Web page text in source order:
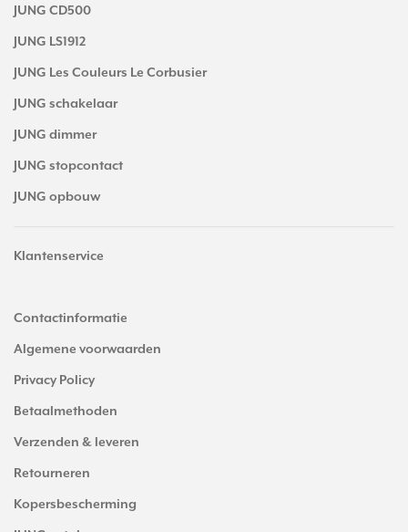
JUNG CD500
JUNG LS1912
JUNG Les Couleurs Le Corbusier
JUNG schakelaar
JUNG dimmer
JUNG stopcontact
JUNG opbouw
Klantenservice
Contactinformatie
Algemene voorwaarden
Privacy Policy
Betaalmethoden
Verzenden & leveren
Retourneren
Kopersbescherming